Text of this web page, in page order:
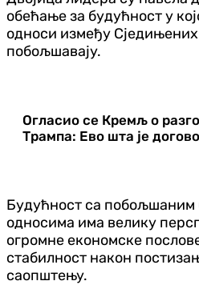
обећање за будућност у
односи између
побољшавају.
Огласио се Кремљ о
Трампа: Ево шта је
Будућност са побољшаним
односима има велику
огромне економске
стабилност након
саопштењу.